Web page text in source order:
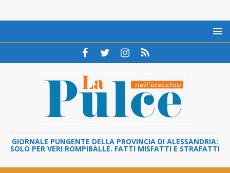
GIORNALE PUNGENTE DELLA PROVINCIA DI ALESSANDRIA:
SOLO PER VERI ROMPIBALLE. FATTI MISFATTI E STRAFATTI